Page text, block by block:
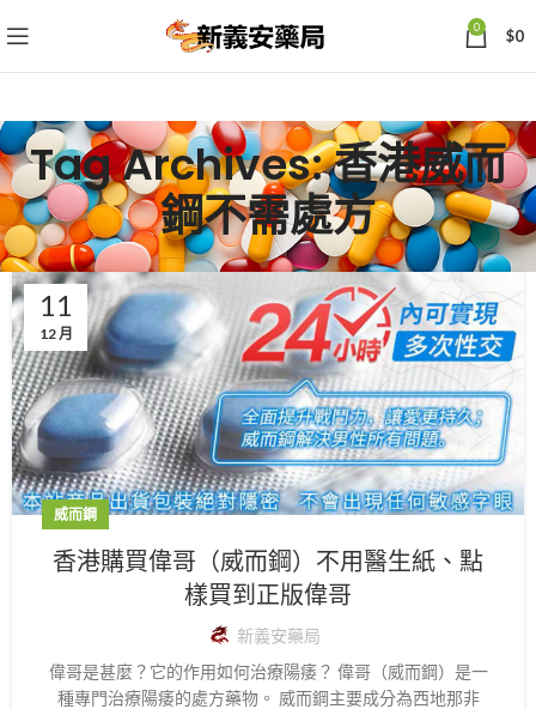
0 $0
Tag Archives: 香港威而
鋼不需處方
11
12 月
威而鋼
香港購買偉哥（威而鋼）不用醫生紙、點
樣買到正版偉哥
新義安藥局
偉哥是甚麼？它的作用如何治療陽痿？ 偉哥（威而鋼）是一
種專門治療陽痿的處方藥物。 威而鋼主要成分為西地那非